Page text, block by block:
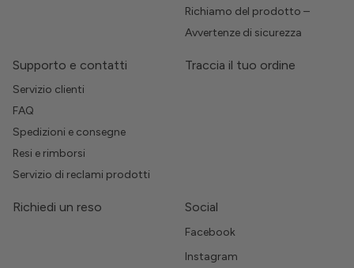
Richiamo del prodotto –
Avvertenze di sicurezza
Supporto e contatti
Servizio clienti
FAQ
Spedizioni e consegne
Resi e rimborsi
Servizio di reclami prodotti
Traccia il tuo ordine
Richiedi un reso Social
Facebook
Instagram